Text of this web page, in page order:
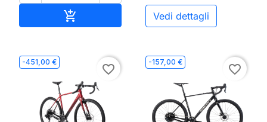
 Aggiungi al carrelloVedi dettagli
-451,00 €
favorite_border
-157,00 €
favorite_border